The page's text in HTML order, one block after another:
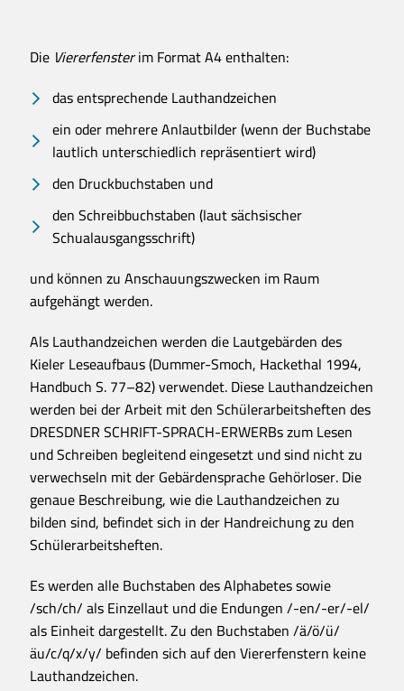
Die Viererfensterim Format A4 enthalten:
das entsprechende Lauthandzeichen
ein oder mehrere Anlautbilder (wenn der Buchstabe
lautlich unterschiedlich repräsentiert wird)
den Druckbuchstaben und
den Schreibbuchstaben (laut sächsischer
Schualausgangsschrift)
und können zu Anschauungszwecken im Raum
aufgehängt werden.
Als Lauthandzeichen werden die Lautgebärden des
Kieler Leseaufbaus (Dummer-Smoch, Hackethal 1994,
Handbuch S. 77–82) verwendet. Diese Lauthandzeichen
werden bei der Arbeit mit den Schülerarbeitsheften des
DRESDNER SCHRIFT-SPRACH-ERWERBs zum Lesen
und Schreiben begleitend eingesetzt und sind nicht zu
verwechseln mit der Gebärdensprache Gehörloser. Die
genaue Beschreibung, wie die Lauthandzeichen zu
bilden sind, befindet sich in der Handreichung zu den
Schülerarbeitsheften.
Es werden alle Buchstaben des Alphabetes sowie
/sch/ch/ als Einzellaut und die Endungen /-en/-er/-el/
als Einheit dargestellt. Zu den Buchstaben /ä/ö/ü/
äu/c/q/x/y/ befinden sich auf den Viererfenstern keine
Lauthandzeichen.